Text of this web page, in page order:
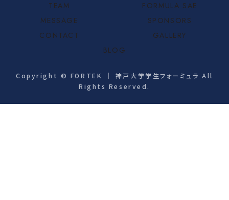
TEAM
FORMULA SAE
MESSAGE
SPONSORS
CONTACT
GALLERY
BLOG
Copyright © FORTEK ｜ 神戸大学学生フォーミュラ All
Rights Reserved.